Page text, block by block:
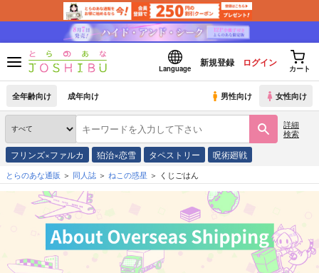
Language
新規登録 ログイン
カート
全年齢向け 成年向け 男性向け 女性向け
詳細
検索
フリンズ×ファルカ 狛治×恋雪 タペストリー 呪術廻戦
とらのあな通販 同人誌 ねこの惑星 くじごはん